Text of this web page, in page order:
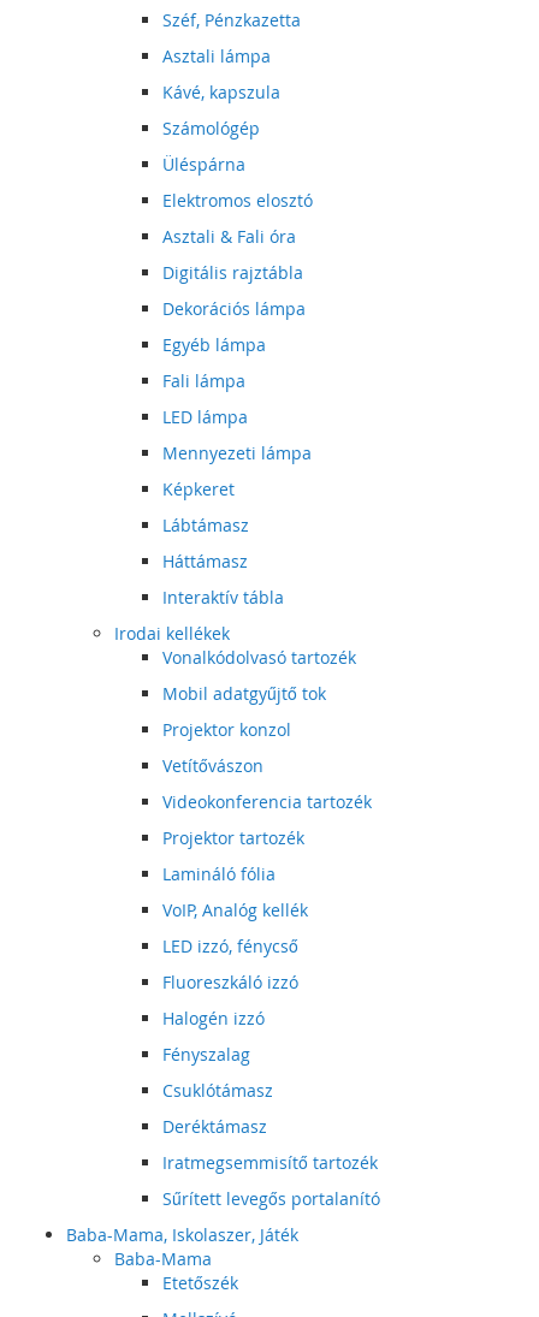
Széf, Pénzkazetta
Asztali lámpa
Kávé, kapszula
Számológép
Üléspárna
Elektromos elosztó
Asztali & Fali óra
Digitális rajztábla
Dekorációs lámpa
Egyéb lámpa
Fali lámpa
LED lámpa
Mennyezeti lámpa
Képkeret
Lábtámasz
Háttámasz
Interaktív tábla
Irodai kellékek
Vonalkódolvasó tartozék
Mobil adatgyűjtő tok
Projektor konzol
Vetítővászon
Videokonferencia tartozék
Projektor tartozék
Lamináló fólia
VoIP, Analóg kellék
LED izzó, fénycső
Fluoreszkáló izzó
Halogén izzó
Fényszalag
Csuklótámasz
Deréktámasz
Iratmegsemmisítő tartozék
Sűrített levegős portalanító
Baba-Mama, Iskolaszer, Játék
Baba-Mama
Etetőszék